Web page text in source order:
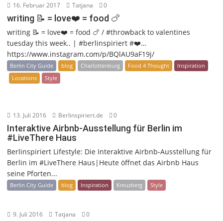
16. Februar 2017 Tatjana 0
writing 📝 = love❤️ = food 🍗
writing 📝 = love❤️ = food 🍗 / #throwback to valentines
tuesday this week.. | #berlinspiriert #❤️…
https://www.instagram.com/p/BQlAU9aF19j/
Berlin City Guide blog Charlottenburg Food 4 Thought
Inspiration
Locations
Style
13. Juli 2016 Berlinspiriert.de 0
Interaktive Airbnb-Ausstellung für Berlin im
#LiveThere Haus
Berlinspiriert Lifestyle: Die Interaktive Airbnb-Ausstellung für
Berlin im #LiveThere Haus|Heute öffnet das Airbnb Haus
seine Pforten...
Berlin City Guide blog Inspiration Kreuzberg Style
9. Juli 2016 Tatjana 0